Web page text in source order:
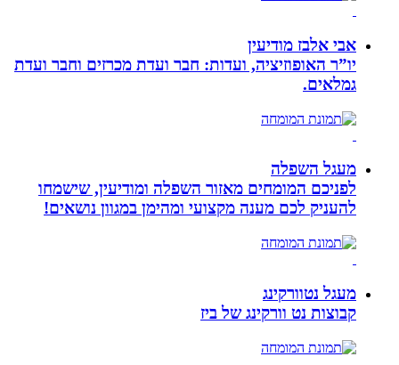
אבי אלבז מודיעין
יו”ר האופוזיציה, ועדות: חבר ועדת מכרזים וחבר ועדת
גמלאים.
מעגל השפלה
לפניכם המומחים מאזור השפלה ומודיעין, שישמחו
להעניק לכם מענה מקצועי ומהימן במגוון נושאים!
מעגל נטוורקינג
קבוצות נט וורקינג של ביז